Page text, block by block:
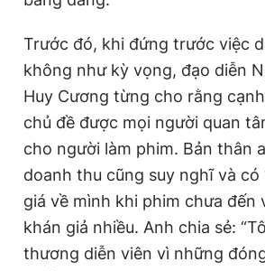
Trước đó, khi đứng trước việc
không như kỳ vọng, đạo diễn
Huy Cương từng cho rằng
chủ đề được mọi người quan
cho người làm phim. Bản thân
doanh thu cũng suy nghĩ và có
giá về mình khi phim chưa đến
khán giả nhiều. Anh chia sẻ:
thương diễn viên vì những